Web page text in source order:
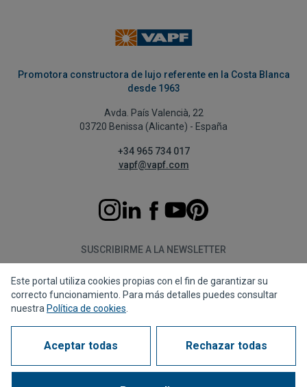
Promotora constructora de lujo referente en la Costa Blanca
desde 1963
Avda. País Valencià, 22
03720 Benissa (Alicante) - España
+34 965 734 017
vapf@vapf.com
SUSCRIBIRME A LA NEWSLETTER
Suscribirme
Política de privacidad Política de cookiesAviso legal
Canal de denunciasCorporate compliance
Este portal utiliza cookies propias con el fin de garantizar su
correcto funcionamiento. Para más detalles puedes consultar
nuestra Política de cookies
Aceptar todas Rechazar todas